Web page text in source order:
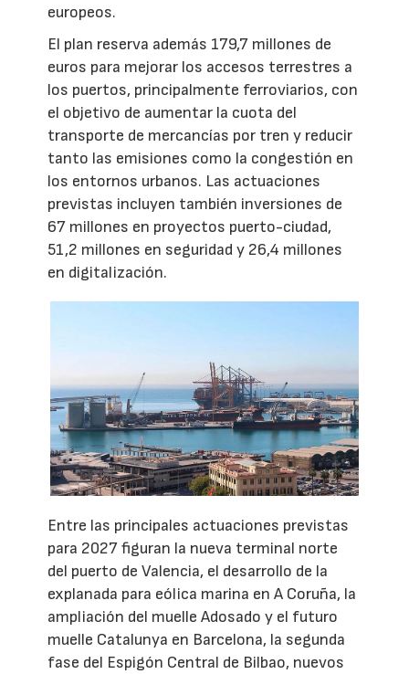
europeos.
El plan reserva además 179,7 millones de
euros para mejorar los accesos terrestres a
los puertos, principalmente ferroviarios, con
el objetivo de aumentar la cuota del
transporte de mercancías por tren y reducir
tanto las emisiones como la congestión en
los entornos urbanos. Las actuaciones
previstas incluyen también inversiones de
67 millones en proyectos puerto-ciudad,
51,2 millones en seguridad y 26,4 millones
en digitalización.
Entre las principales actuaciones previstas
para 2027 figuran la nueva terminal norte
del puerto de Valencia, el desarrollo de la
explanada para eólica marina en A Coruña, la
ampliación del muelle Adosado y el futuro
muelle Catalunya en Barcelona, la segunda
fase del Espigón Central de Bilbao, nuevos